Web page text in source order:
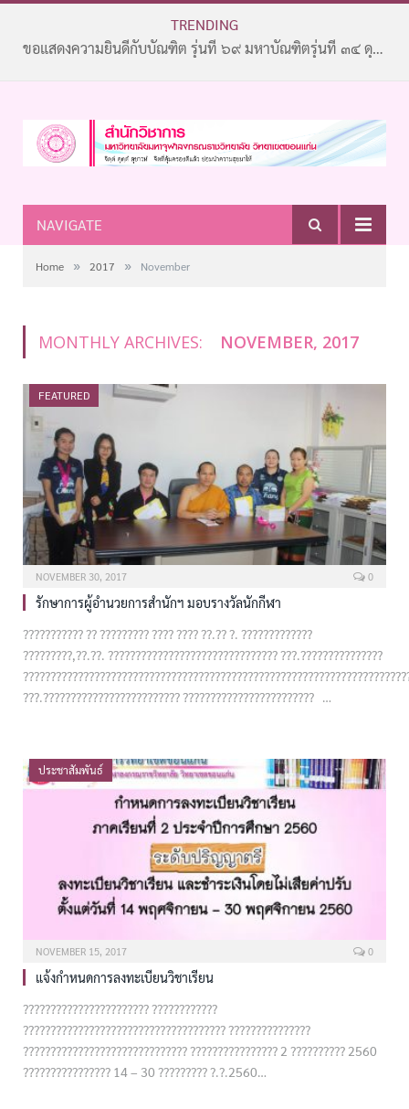
TRENDING
ขอแสดงความยินดีกับบัณฑิต รุ่นที่ ๖๙ มหาบัณฑิตรุ่นที่ ๓๔ ดุษฎีบัณฑิตรุ่นที่ ๒๐
NAVIGATE
Home » 2017 » November
MONTHLY ARCHIVES: NOVEMBER, 2017
FEATURED
NOVEMBER 30, 2017 0
รักษาการผู้อำนวยการสำนักฯ มอบรางวัลนักกีฬา
??????????? ?? ????????? ???? ???? ??.?? ?. ?????????????
?????????,??.??. ??????????????????????????????? ???.???????????????
???.????????????????????????? ???????????????????????? …
ประชาสัมพันธ์
NOVEMBER 15, 2017 0
แจ้งกำหนดการลงทะเบียนวิชาเรียน
??????????????????????? ????????????
????????????????????????????????????? ???????????????
?????????????????????????????? ???????????????? 2 ?????????? 2560
???????????????? 14 – 30 ????????? ?.?.2560…